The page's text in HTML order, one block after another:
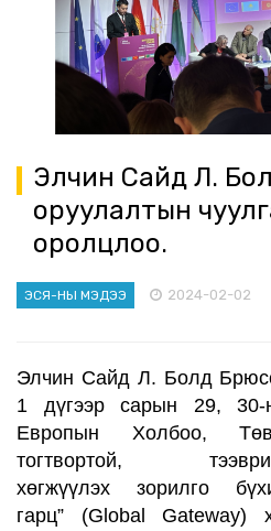
Элчин Сайд Л. Болд
оруулалтын
оролцлоо.
ЭСЯ-НЫ МЭДЭЭ 2024-02-02
Элчин Сайд Л. Болд
1 дүгээр
сарын 29, 30-
Европын Холбоо,
тогтвортой,
хөгжүүлэх зорилго
гарц” (Global Gateway)